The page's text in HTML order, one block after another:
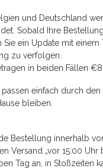
und Deutschland
Sobald Ihre
Sie ein Update mit einem
zu verfolgen.
in beiden Fällen
passen einfach durch den
bleiben.
Bestellung innerhalb
Versand „vor 15:00 Uhr
Tag an, in Stoßzeiten